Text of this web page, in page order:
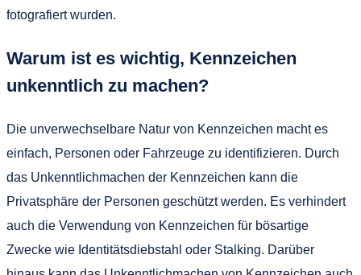
fotografiert wurden.
Warum ist es wichtig, Kennzeichen
unkenntlich zu machen?
Die unverwechselbare Natur von Kennzeichen macht es
einfach, Personen oder Fahrzeuge zu identifizieren. Durch
das Unkenntlichmachen der Kennzeichen kann die
Privatsphäre der Personen geschützt werden. Es verhindert
auch die Verwendung von Kennzeichen für bösartige
Zwecke wie Identitätsdiebstahl oder Stalking. Darüber